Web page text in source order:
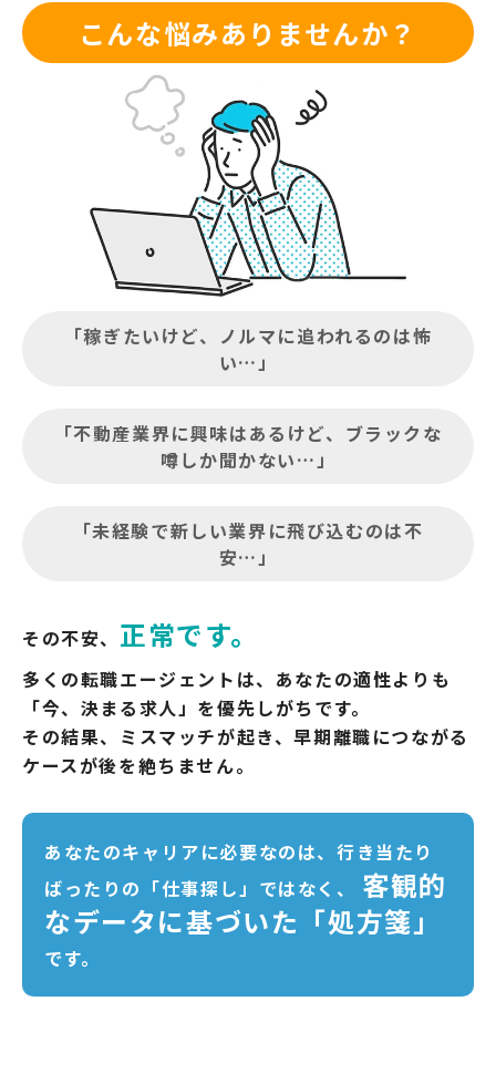
「稼ぎたいけど、ノルマに追われるのは怖
い…」
「不動産業界に興味はあるけど、ブラックな
噂しか聞かない…」
「未経験で新しい業界に飛び込むのは不
安…」
その不安、 正常です。
こんな悩みありませんか？
多くの転職エージェントは、あなたの適性よりも
「今、決まる求人」を優先しがちです。
その結果、ミスマッチが起き、早期離職につながる
ケースが後を絶ちません。
あなたのキャリアに必要なのは、行き当たり
ばったりの「仕事探し」ではなく、
客観的
なデータに基づいた「処方箋」
です。